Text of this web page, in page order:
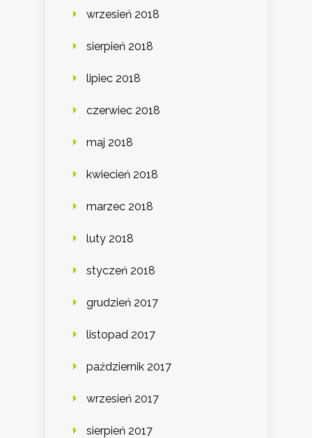
wrzesień 2018
sierpień 2018
lipiec 2018
czerwiec 2018
maj 2018
kwiecień 2018
marzec 2018
luty 2018
styczeń 2018
grudzień 2017
listopad 2017
październik 2017
wrzesień 2017
sierpień 2017